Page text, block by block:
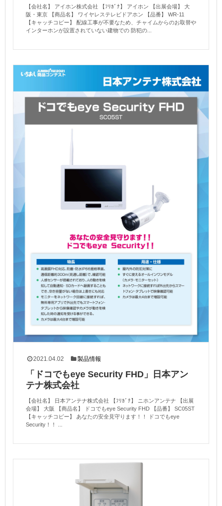
【会社名】 アイホン株式会社 【ﾌﾘｶﾞﾅ】 アイホン 【出展会場】 大
阪・東京 【商品名】 ワイヤレステレビドアホン 【品番】 WR-11
【キャッチコピー】 配線工事が不要なため、チャイムからのお取替や
インターホンが設置されていない建物での 防犯の...
2021.04.02 製品情報
「ドコでもeye Security FHD」日本アン
テナ株式会社
【会社名】 日本アンテナ株式会社 【ﾌﾘｶﾞﾅ】 ニホンアンテナ 【出展
会場】 大阪 【商品名】 ドコでもeye Security FHD 【品番】 SC05ST
【キャッチコピー】 あなたの安全見守ります！！ ドコでもeye
Security！！ ...